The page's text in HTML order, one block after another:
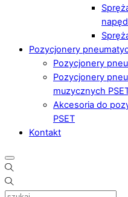
Pozycjonery
Pozycjonery
Pozycjonery
muzycznych
Akcesoria do
PSET
Kontakt